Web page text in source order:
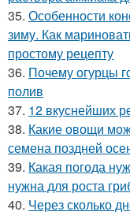
35. Особенности
зиму. Как
простому рецепту
36. Почему огурцы
полив
37. 12 вкуснейших
38. Какие овощи
семена поздней
39. Какая погода
нужна для роста
40. Через сколько